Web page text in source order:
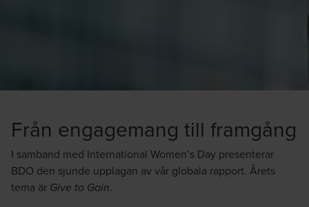
Från engagemang till framgång
I samband med International Women’s Day presenterar
BDO den sjunde upplagan av vår globala rapport. Årets
tema är Give to Gain.